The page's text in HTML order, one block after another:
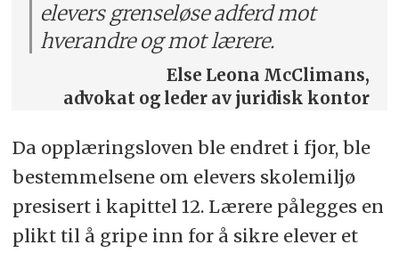
elevers grenseløse adferd mot
hverandre og mot lærere.
Else Leona McClimans,
advokat og leder av juridisk kontor
Da opplæringsloven ble endret i fjor, ble
bestemmelsene om elevers skolemiljø
presisert i kapittel 12. Lærere pålegges en
plikt til å gripe inn for å sikre elever et